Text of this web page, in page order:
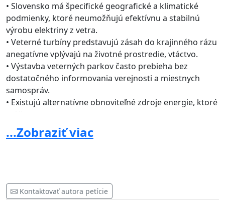
• Slovensko má špecifické geografické a klimatické
podmienky, ktoré neumožňujú efektívnu a stabilnú
výrobu elektriny z vetra.
• Veterné turbíny predstavujú zásah do krajinného rázu
anegatívne vplývajú na životné prostredie, vtáctvo.
• Výstavba veterných parkov často prebieha bez
dostatočného informovania verejnosti a miestnych
samospráv.
• Existujú alternatívne obnoviteľné zdroje energie, ktoré
môžu plniť ciele Slovenska v oblasti OZE bez
negatívnych dopadov veterných projektov.
Cieľ petície:
časti týkajúcej sa povinného inštalovaného výkonu
veternej energie,aby sa odstránila povinnosť
...Zobraziť viac
Kontaktovať autora petície